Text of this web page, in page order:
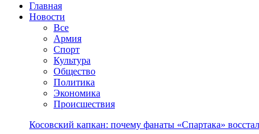
Главная
Новости
Все
Армия
Спорт
Культура
Общество
Политика
Экономика
Происшествия
Косовский капкан: почему фанаты «Спартака»